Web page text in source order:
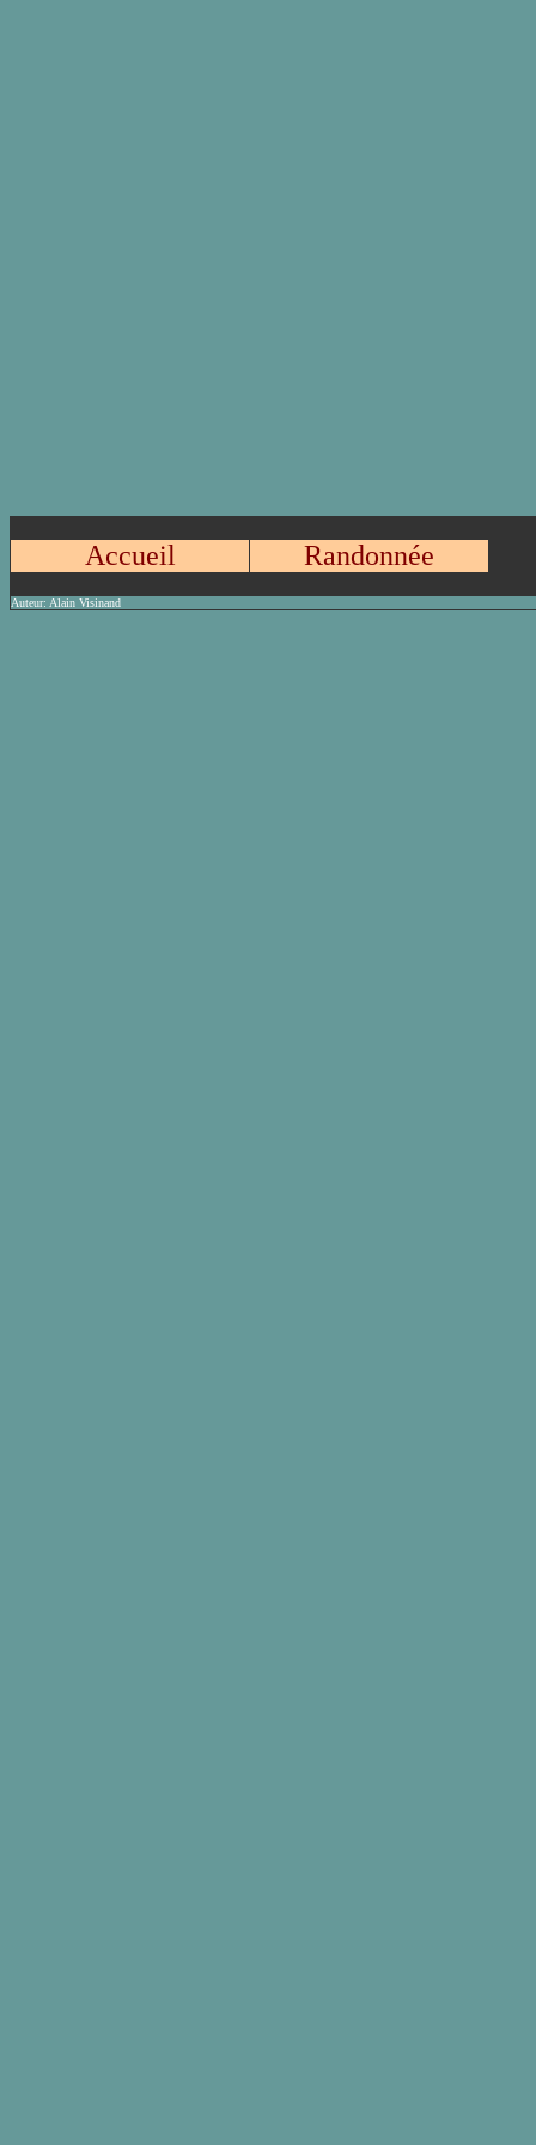
Accueil Randonnée
Auteur: Alain Visinand